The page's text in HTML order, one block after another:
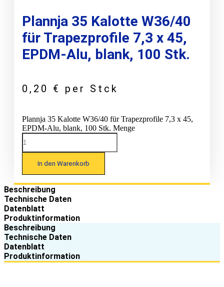
Plannja 35 Kalotte W36/40
für Trapezprofile 7,3 x 45,
EPDM-Alu, blank, 100 Stk.
0,20 € per Stck
Plannja 35 Kalotte W36/40 für Trapezprofile 7,3 x 45,
EPDM-Alu, blank, 100 Stk. Menge
In den Warenkorb
Beschreibung
Technische Daten
Datenblatt
Produktinformation
Beschreibung
Technische Daten
Datenblatt
Produktinformation